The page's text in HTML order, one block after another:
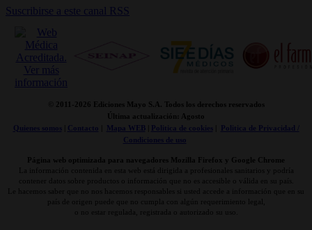
Suscribirse a este canal RSS
© 2011- 2026 Ediciones Mayo S.A. Todos los derechos reservados
Última actualización: Agosto
Quienes somos| Contacto Mapa WEB| Politica de cookies|
Politica de Privacidad /
Condiciones de uso
Página web optimizada para navegadores Mozilla Firefox y Google Chrome
La información contenida en esta web está dirigida a profesionales sanitarios y podría
contener datos sobre productos o información que no es accesible o válida en su país.
Le hacemos saber que no nos hacemos responsables si usted accede a información que en su
país de origen puede que no cumpla con algún requerimiento legal,
o no estar regulada, registrada o autorizado su uso.